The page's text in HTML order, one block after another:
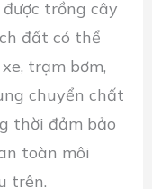
trồng cây
đất có thể
trạm bơm,
chuyển chất
thời đảm bảo
toàn môi
trên.